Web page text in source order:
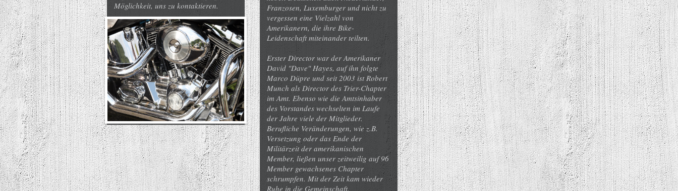
Möglichkeit, uns zu kontaktieren.
Franzosen, Luxemburger und nicht zu
vergessen eine Vielzahl von
Amerikanern, die ihre Bike-
Leidenschaft miteinander teilten.
Erster Director war der Amerikaner
David "Dave" Hayes, auf ihn folgte
Marco Düpre und seit 2003 ist Robert
Munch als Director des Trier-Chapter
im Amt. Ebenso wie die Amtsinhaber
des Vorstandes wechselten im Laufe
der Jahre viele der Mitglieder.
Berufliche Veränderungen, wie z.B.
Versetzung oder das Ende der
Militärzeit der amerikanischen
Member, ließen unser zeitweilig auf 96
Member gewachsenes Chapter
schrumpfen. Mit der Zeit kam wieder
Ruhe in die Gemeinschaft.